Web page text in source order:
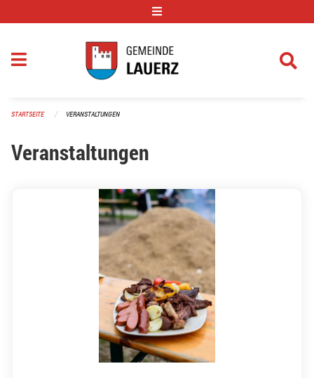
STARTSEITE VERANSTALTUNGEN
Veranstaltungen